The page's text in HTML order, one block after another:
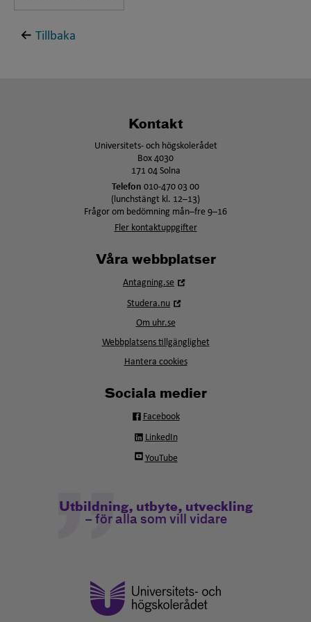
Tillbaka
Kontakt
Universitets- och högskolerådet
Box 4030
171 04 Solna
Telefon 010-470 03 00
(lunchstängt kl. 12–13)
Frågor om bedömning mån–fre 9–16
Fler kontaktuppgifter
Våra webbplatser
Antagning.se
Studera.nu
fönster
Om uhr.se
Webbplatsens tillgänglighet
Hantera cookies
Sociala medier
Facebook
LinkedIn
YouTube
Utbildning, utbyte, utveckling
– för alla som vill vidare